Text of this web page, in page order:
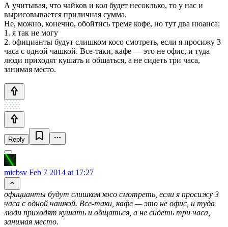
А учитывая, что чайков и кол будет несоклько, то у нас и
вырисовывается приличная сумма.
Не, можно, конечно, обойтись тремя кофе, но тут два нюанса:
1. я так не могу
2. официанты будут слишком косо смотреть, если я просижу 3
часа с одной чашкой. Все-таки, кафе — это не офис, и туда
люди приходят кушать и общаться, а не сидеть три часа,
занимая место.
Reply
micbsv Feb 7 2014 at 17:27
официанты будут слишком косо смотреть, если я просижу 3
часа с одной чашкой. Все-таки, кафе — это не офис, и туда
люди приходят кушать и общаться, а не сидеть три часа,
занимая место.